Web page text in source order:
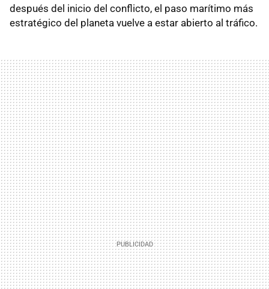
después del inicio del conflicto, el paso marítimo más
estratégico del planeta vuelve a estar abierto al tráfico.